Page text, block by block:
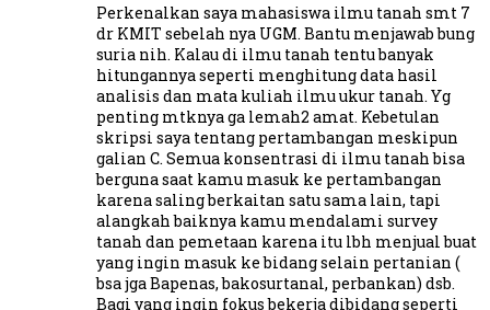
Perkenalkan saya mahasiswa ilmu tanah smt 7
dr KMIT sebelah nya UGM. Bantu menjawab bung
suria nih. Kalau di ilmu tanah tentu banyak
hitungannya seperti menghitung data hasil
analisis dan mata kuliah ilmu ukur tanah. Yg
penting mtknya ga lemah2 amat. Kebetulan
skripsi saya tentang pertambangan meskipun
galian C. Semua konsentrasi di ilmu tanah bisa
berguna saat kamu masuk ke pertambangan
karena saling berkaitan satu sama lain, tapi
alangkah baiknya kamu mendalami survey
tanah dan pemetaan karena itu lbh menjual buat
yang ingin masuk ke bidang selain pertanian (
bsa jga Bapenas, bakosurtanal, perbankan) dsb.
Bagi yang ingin fokus bekerja dibidang seperti